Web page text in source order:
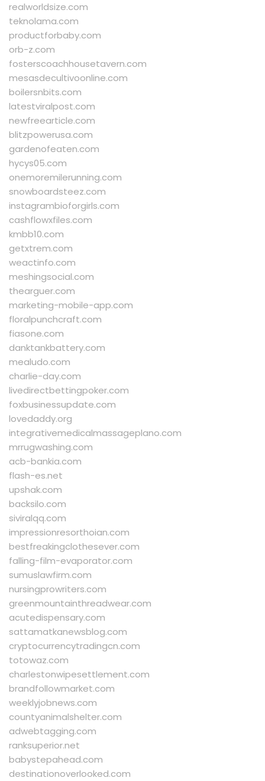
realworldsize.com
teknolama.com
productforbaby.com
orb-z.com
fosterscoachhousetavern.com
mesasdecultivoonline.com
boilersnbits.com
latestviralpost.com
newfreearticle.com
blitzpowerusa.com
gardenofeaten.com
hycys05.com
onemoremilerunning.com
snowboardsteez.com
instagrambioforgirls.com
cashflowxfiles.com
kmbb10.com
getxtrem.com
weactinfo.com
meshingsocial.com
thearguer.com
marketing-mobile-app.com
floralpunchcraft.com
fiasone.com
danktankbattery.com
mealudo.com
charlie-day.com
livedirectbettingpoker.com
foxbusinessupdate.com
lovedaddy.org
integrativemedicalmassageplano.com
mrrugwashing.com
acb-bankia.com
flash-es.net
upshak.com
backsilo.com
siviralqq.com
impressionresorthoian.com
bestfreakingclothesever.com
falling-film-evaporator.com
sumuslawfirm.com
nursingprowriters.com
greenmountainthreadwear.com
acutedispensary.com
sattamatkanewsblog.com
cryptocurrencytradingcn.com
totowaz.com
charlestonwipesettlement.com
brandfollowmarket.com
weeklyjobnews.com
countyanimalshelter.com
adwebtagging.com
ranksuperior.net
babystepahead.com
destinationoverlooked.com